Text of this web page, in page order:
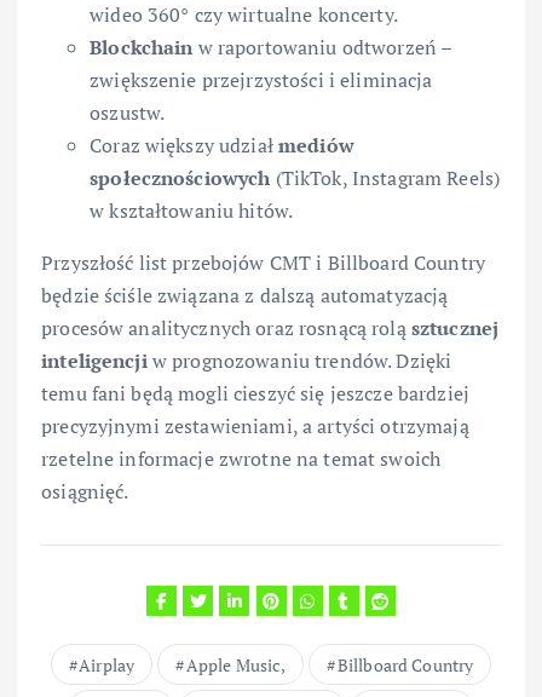
wideo 360° czy wirtualne koncerty.
Blockchain w raportowaniu odtworzeń –
zwiększenie przejrzystości i eliminacja
oszustw.
Coraz większy udziałmediów
społecznościowych (TikTok, Instagram Reels)
w kształtowaniu hitów.
Przyszłość list przebojów CMT i Billboard Country
będzie ściśle związana z dalszą automatyzacją
procesów analitycznych oraz rosnącą roląsztucznej
inteligencjiw prognozowaniu trendów. Dzięki
temu fani będą mogli cieszyć się jeszcze bardziej
precyzyjnymi zestawieniami, a artyści otrzymają
rzetelne informacje zwrotne na temat swoich
osiągnięć.
Airplay Apple Music,
Billboard Country